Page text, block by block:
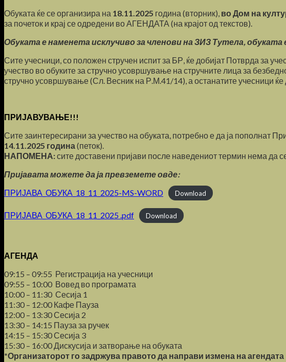
Обуката ќе се организира на 18.11.2025 година (вторник), во Дом на
за почеток и крај се одредени во АГЕНДАТА (на крајот од текстов).
Обуката е наменета исклучиво за членови на ЗИЗ Тутела, обуката
Сите учесници, со положен стручен испит за БР, ќе добијат Потврда за
учество во обуките за стручно усовршување на стручните лица за
стручно усовршување (Сл. Весник на Р.М.41/14), а останатите учесници ќе
ПРИЈАВУВАЊЕ!!!
Сите заинтересирани за учество на обуката, потребно е да ја пополнат
14.11.2025 година (петок).
НАПОМЕНА:сите доставени пријави после наведениот термин нема да
Пријавата можете да ја превземете овде:
ПРИЈАВА_ОБУКА_18_11_2025-MS-WORD
Download
ПРИЈАВА_ОБУКА_18_11_2025 .pdf Download
АГЕНДА
09:15 – 09:55 Регистрација на учесници
09:55 – 10:00 Вовед во програмата
10:00 – 11:30 Сесија 1
11:30 – 12:00 Кафе Пауза
12:00 – 13:30 Сесија 2
13:30 – 14:15 Пауза за ручек
14:15 – 15:30 Сесија 3
15:30 – 16:00 Дискусија и затворање на обуката
*Организаторот го задржува правото да направи измена на агендата